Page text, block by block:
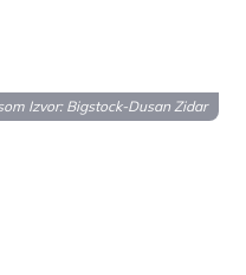
Izvor: Bigstock-Dusan Zidar